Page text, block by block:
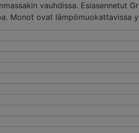
vauhdissa. Esiasennetut
Monot ovat lämpömuokattavissa